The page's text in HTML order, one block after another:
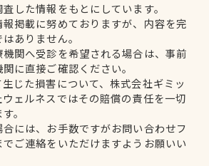
した情報をもとにしています。
掲載に努めておりますが、内容を完
ありません。
関へ受診を希望される場合は、事前
に直接ご確認ください。
じた損害について、株式会社ギミッ
ェルネスではその賠償の責任を一切
。
には、お手数ですがお問い合わせフ
ご連絡をいただけますようお願いい